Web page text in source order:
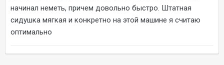
начинал неметь, причем довольно быстро. Штатная
сидушка мягкая и конкретно на этой машине я считаю
оптимально